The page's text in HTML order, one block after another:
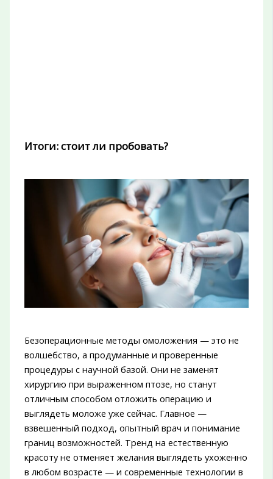
Итоги: стоит ли пробовать?
Безоперационные методы омоложения — это не
волшебство, а продуманные и проверенные
процедуры с научной базой. Они не заменят
хирургию при выраженном птозе, но станут
отличным способом отложить операцию и
выглядеть моложе уже сейчас. Главное —
взвешенный подход, опытный врач и понимание
границ возможностей. Тренд на естественную
красоту не отменяет желания выглядеть ухоженно
в любом возрасте — и современные технологии в